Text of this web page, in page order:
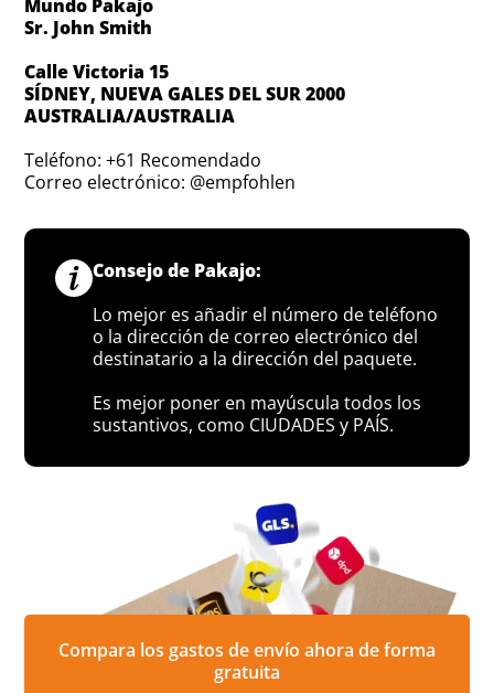
Mundo Pakajo
Sr. John Smith
Calle Victoria 15
SÍDNEY, NUEVA GALES DEL SUR 2000
AUSTRALIA/AUSTRALIA
Teléfono: +61 Recomendado
Correo electrónico: @empfohlen
Consejo de Pakajo:
Lo mejor es añadir el número de teléfono
o la dirección de correo electrónico del
destinatario a la dirección del paquete.
Es mejor poner en mayúscula todos los
sustantivos, como CIUDADES y PAÍS.
Compara los gastos de envío ahora de forma
gratuita